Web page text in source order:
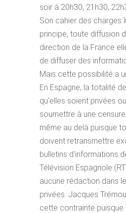
soir à 20h30, 21h30,
Son cahier des charges
principe, toute diffusion
direction de la France
de diffuser des
Mais cette possibilité a
En Espagne, la totalité
qu'elles soient privées
soumettre à une
même au delà puisque
doivent retransmettre
bulletins d'informations
Télévision Espagnole
aucune rédaction dans
privées. Jacques
cette contrainte puisque